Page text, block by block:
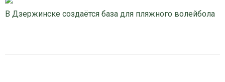
В Дзержинске создаётся база для пляжного волейбола